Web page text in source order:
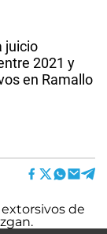
juicio
2021 y
en Ramallo